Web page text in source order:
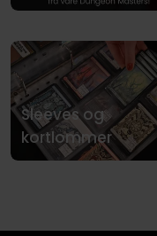
Sleeves og
kortlommer